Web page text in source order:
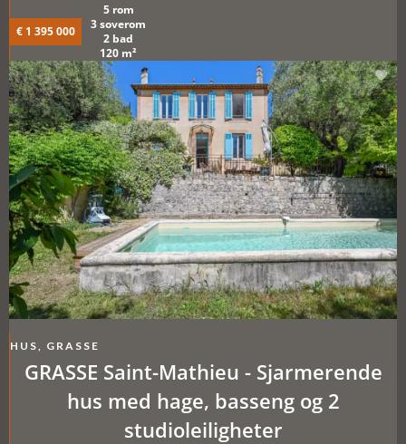
€ 1 395 000
5 rom
3 soverom
2 bad
120 m²
HUS, GRASSE
GRASSE Saint-Mathieu - Sjarmerende
hus med hage, basseng og 2
studioleiligheter